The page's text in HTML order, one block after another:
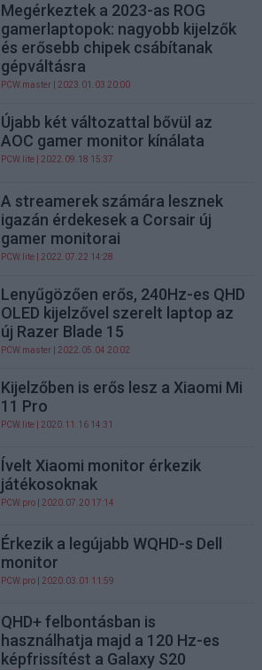
Megérkeztek a 2023-as ROG
gamerlaptopok: nagyobb kijelzők
és erősebb chipek csábítanak
gépváltásra
PCW.master | 2023.01.03 20:00
Újabb két változattal bővül az
AOC gamer monitor kínálata
PCW.lite | 2022.09.18 15:37
A streamerek számára lesznek
igazán érdekesek a Corsair új
gamer monitorai
PCW.lite | 2022.07.22 14:28
Lenyűgözően erős, 240Hz-es QHD
OLED kijelzővel szerelt laptop az
új Razer Blade 15
PCW.master | 2022.05.04 20:02
Kijelzőben is erős lesz a Xiaomi Mi
11 Pro
PCW.lite | 2020.11.16 14:31
Ívelt Xiaomi monitor érkezik
játékosoknak
PCW.pro | 2020.07.20 17:14
Érkezik a legújabb WQHD-s Dell
monitor
PCW.pro | 2020.03.01 11:59
QHD+ felbontásban is
használhatja majd a 120 Hz-es
képfrissítést a Galaxy S20